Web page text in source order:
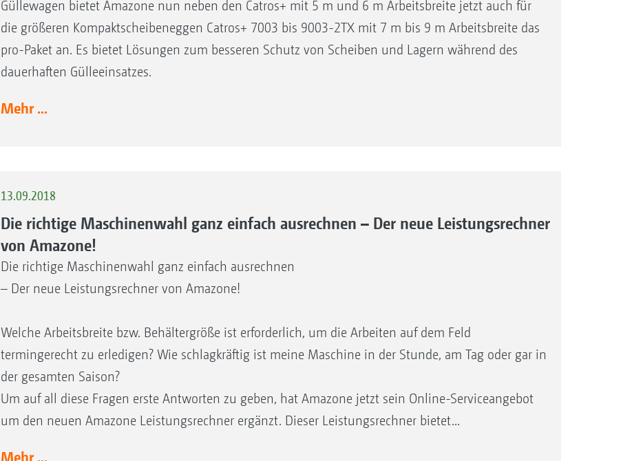
Güllewagen bietet Amazone nun neben den Catros+ mit 5 m und 6 m Arbeitsbreite jetzt auch für
die größeren Kompaktscheibeneggen Catros+ 7003 bis 9003-2TX mit 7 m bis 9 m Arbeitsbreite das
pro-Paket an. Es bietet Lösungen zum besseren Schutz von Scheiben und Lagern während des
dauerhaften Gülleeinsatzes.
Mehr ...
13.09.2018
Die richtige Maschinenwahl ganz einfach ausrechnen – Der neue Leistungsrechner
von Amazone!
Die richtige Maschinenwahl ganz einfach ausrechnen
– Der neue Leistungsrechner von Amazone!
Welche Arbeitsbreite bzw. Behältergröße ist erforderlich, um die Arbeiten auf dem Feld
termingerecht zu erledigen? Wie schlagkräftig ist meine Maschine in der Stunde, am Tag oder gar in
der gesamten Saison?
Um auf all diese Fragen erste Antworten zu geben, hat Amazone jetzt sein Online-Serviceangebot
um den neuen Amazone Leistungsrechner ergänzt. Dieser Leistungsrechner bietet...
Mehr ...